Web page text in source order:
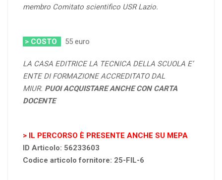
membro Comitato scientifico USR Lazio.
> COSTO 55 euro
LA CASA EDITRICE LA TECNICA DELLA SCUOLA E’
ENTE DI FORMAZIONE ACCREDITATO DAL
MIUR. PUOI ACQUISTARE ANCHE CON CARTA
DOCENTE
> IL PERCORSO È PRESENTE ANCHE SU MEPA
ID Articolo: 56233603
Codice articolo fornitore: 25-FIL-6